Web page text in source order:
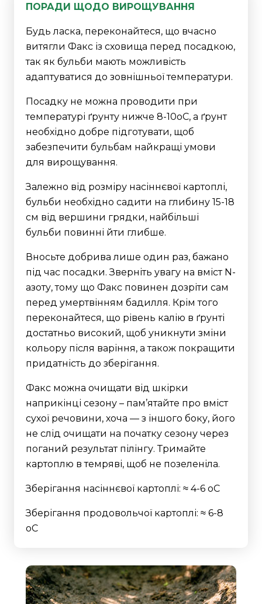
ПОРАДИ ЩОДО ВИРОЩУВАННЯ
Будь ласка, переконайтеся, що вчасно
витягли Факс із сховища перед посадкою,
так як бульби мають можливість
адаптуватися до зовнішньої температури.
Посадку не можна проводити при
температурі ґрунту нижче 8-10оС, а ґрунт
необхідно добре підготувати, щоб
забезпечити бульбам найкращі умови
для вирощування.
Залежно від розміру насіннєвої картоплі,
бульби необхідно садити на глибину 15-18
см від вершини грядки, найбільші
бульби повинні йти глибше.
Вносьте добрива лише один раз, бажано
під час посадки. Зверніть увагу на вміст N-
азоту, тому що Факс повинен дозріти сам
перед умертвінням бадилля. Крім того
переконайтеся, що рівень калію в ґрунті
достатньо високий, щоб уникнути зміни
кольору після варіння, а також покращити
придатність до зберігання.
Факс можна очищати від шкірки
наприкінці сезону – пам’ятайте про вміст
сухої речовини, хоча — з іншого боку, його
не слід очищати на початку сезону через
поганий результат пілінгу. Тримайте
картоплю в темряві, щоб не позеленіла.
Зберігання насіннєвої картоплі: ≈ 4-6 oC
Зберігання продовольчої картоплі: ≈ 6-8
oC